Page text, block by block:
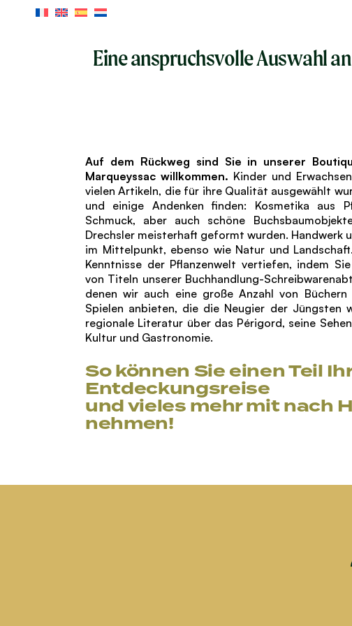
GÄRTEN VIA FERRATA ANIMATIONEN
Eine anspruchsvolle Auswahl
Auf dem Rückweg sind Sie in unserer
Marqueyssac willkommen. Kinder und
vielen Artikeln, die für ihre Qualität ausgewählt
und einige Andenken finden: Kosmetika aus
Schmuck, aber auch schöne
Drechsler meisterhaft geformt wurden. Handwerk
im Mittelpunkt, ebenso wie Natur und
Kenntnisse der Pflanzenwelt vertiefen, indem
von Titeln unserer Buchhandlung-
denen wir auch eine große Anzahl von Büchern
Spielen anbieten, die die Neugier der Jüngsten
regionale Literatur über das Périgord, seine
Kultur und Gastronomie.
So können Sie einen Teil
Entdeckungsreise
und vieles mehr mit nach
nehmen!